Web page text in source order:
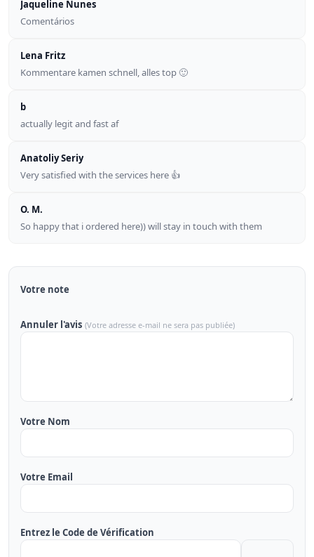
Jaqueline Nunes
Comentários
Lena Fritz
Kommentare kamen schnell, alles top 🙂
b
actually legit and fast af
Anatoliy Seriy
Very satisfied with the services here 👍
O. M.
So happy that i ordered here)) will stay in touch with them
Votre note
Annuler l'avis (Votre adresse e-mail ne sera pas publiée)
Votre Nom
Votre Email
Entrez le Code de Vérification